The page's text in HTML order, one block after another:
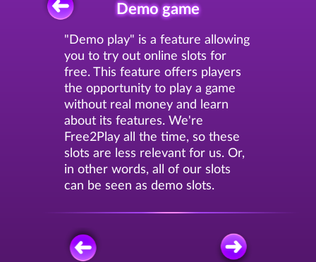
Demo game
"Demo play" is a feature allowing
you to try out online slots for
free. This feature offers players
the opportunity to play a game
without real money and learn
about its features. We're
Free2Play all the time, so these
slots are less relevant for us. Or,
in other words, all of our slots
can be seen as demo slots.